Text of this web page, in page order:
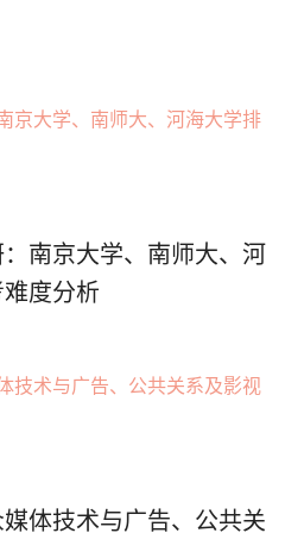
南京大学、南师大、河
度分析
体技术与广告、公共关